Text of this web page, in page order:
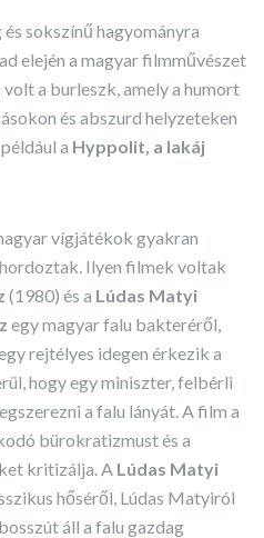
sokszínű hagyományra
elején a magyar filmművészet
a burleszk, amely a humort
és abszurd helyzeteken
a Hyppolit, a lakáj
vígjátékok gyakran
Ilyen filmek voltak
(1980) és a Lúdas Matyi
egy magyar falu bakteréről,
rejtélyes idegen érkezik a
hogy egy miniszter, felbérli
a falu lányát. A film a
bürokratizmust és a
kritizálja. A Lúdas Matyi
hőséről, Lúdas Matyiról
áll a falu gazdag